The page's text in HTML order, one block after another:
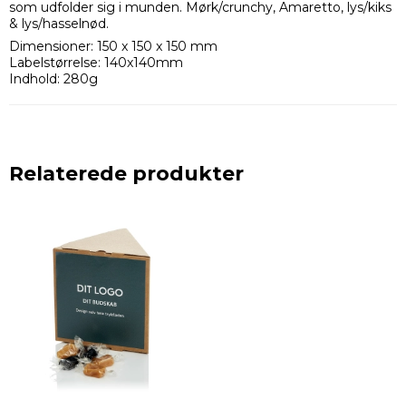
som udfolder sig i munden. Mørk/crunchy, Amaretto, lys/kiks
& lys/hasselnød.
Dimensioner: 150 x 150 x 150 mm
Labelstørrelse: 140x140mm
Indhold: 280g
Relaterede produkter